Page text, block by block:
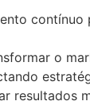
contínuo
o
resultados